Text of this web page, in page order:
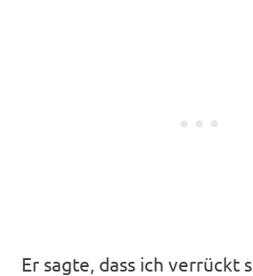
Er sagte, dass ich verrückt